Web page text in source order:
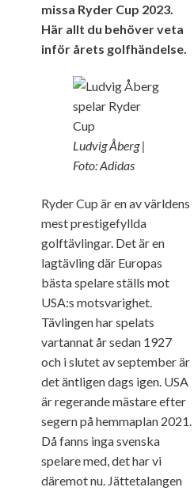
missa Ryder Cup 2023.
Här allt du behöver veta
inför årets golfhändelse.
Ludvig Åberg |
Foto: Adidas
Ryder Cup är en av världens
mest prestigefyllda
golftävlingar. Det är en
lagtävling där Europas
bästa spelare ställs mot
USA:s motsvarighet.
Tävlingen har spelats
vartannat år sedan 1927
och i slutet av september är
det äntligen dags igen. USA
är regerande mästare efter
segern på hemmaplan 2021.
Då fanns inga svenska
spelare med, det har vi
däremot nu. Jättetalangen